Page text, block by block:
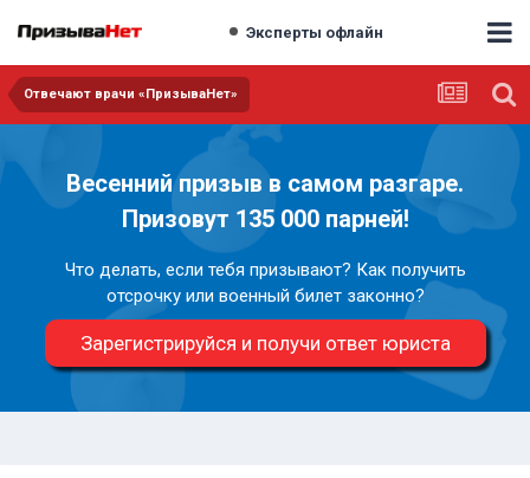
Эксперты офлайн
Отвечают врачи «ПризываНет»
Весенний призыв в самом разгаре.
Призовут 135 000 парней!
Что делать, если тебя призывают? Как получить
отсрочку или военный билет законно?
Зарегистрируйся и получи ответ юриста